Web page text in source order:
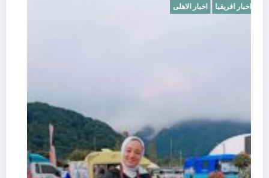
اخبار افريقيا اخبار الاهلى